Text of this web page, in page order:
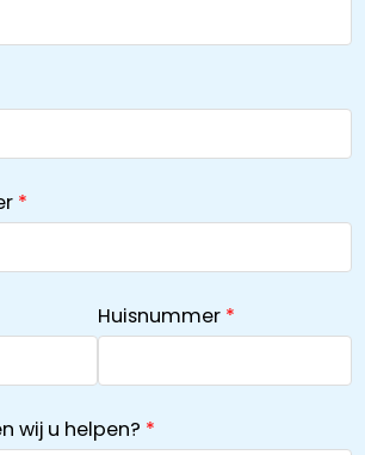
Huisnummer
wij u helpen?